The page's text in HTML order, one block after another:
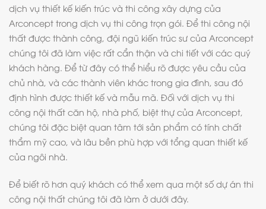
dịch vụ thiết kế kiến trúc và thi công xây dựng của
Arconcept trong dịch vụ thi công trọn gói. Để thi công nội
thất được thành công, đội ngũ kiến trúc sư của Arconcept
chúng tôi đã làm việc rất cẩn thận và chi tiết với các quý
khách hàng. Để từ đây có thể hiểu rõ được yêu cầu của
chủ nhà, và các thành viên khác trong gia đình, sau đó
định hình được thiết kế và mẫu mã. Đối với dịch vụ thi
công nội thất căn hộ, nhà phố, biệt thự của Arconcept,
chúng tôi đặc biệt quan tâm tới sản phẩm có tính chất
thẩm mỹ cao, và lâu bền phù hợp với tổng quan thiết kế
của ngôi nhà.
Để biết rõ hơn quý khách có thể xem qua một số dự án thi
công nội thất chúng tôi đã làm ở dưới đây.